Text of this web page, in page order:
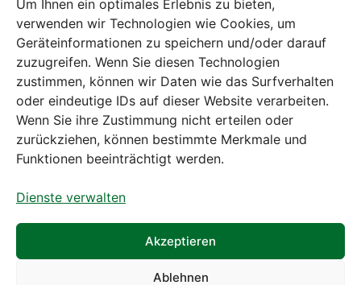
Um Ihnen ein optimales Erlebnis zu bieten,
verwenden wir Technologien wie Cookies, um
Geräteinformationen zu speichern und/oder darauf
zuzugreifen. Wenn Sie diesen Technologien
zustimmen, können wir Daten wie das Surfverhalten
oder eindeutige IDs auf dieser Website verarbeiten.
Wenn Sie ihre Zustimmung nicht erteilen oder
zurückziehen, können bestimmte Merkmale und
Funktionen beeinträchtigt werden.
Dienste verwalten
Akzeptieren
Ablehnen
Bei diesem Webshop handelt es sich um
einen B2B-Webshop
A. Rauch GmbH – Ihr Experte aus Österreich für Waagen,
Eich- & Kalibrierservice, Sprühnebel-Zerstäubungstechnik
und Lebensmittelmaschinen.
Sämtliche Angebote der A. Rauch GmbH richten sich
gewerbliche Kunden, Institutionen, Kommunen usw. aus
Österreich, Deutschland und der Schweiz (weitere Länder
auf Anfrage).